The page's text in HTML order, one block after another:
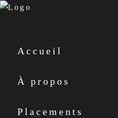
Accueil
À propos
Placements